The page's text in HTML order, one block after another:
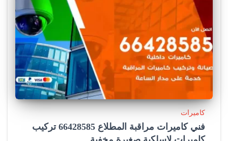
كاميرات
فني كاميرات مراقبة المطلاع 66428585 تركيب